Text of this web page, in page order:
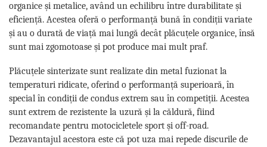
organice și metalice, având un echilibru între durabilitate și
eficiență. Acestea oferă o performanță bună în condiții variate
și au o durată de viață mai lungă decât plăcuțele organice, însă
sunt mai zgomotoase și pot produce mai mult praf.
Plăcuțele sinterizate sunt realizate din metal fuzionat la
temperaturi ridicate, oferind o performanță superioară, în
special în condiții de condus extrem sau în competiții. Acestea
sunt extrem de rezistente la uzură și la căldură, fiind
recomandate pentru motocicletele sport și off-road.
Dezavantajul acestora este că pot uza mai repede discurile de